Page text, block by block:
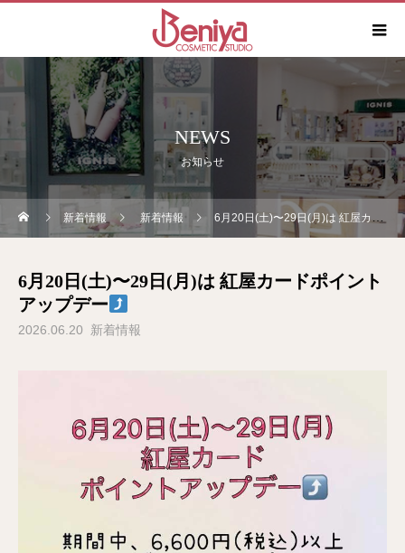
NEWS
お知らせ
新着情報 新着情報 6月20日(土)〜29日(月)は 紅屋カードポイントアップデー
6月20日(土)〜29日(月)は 紅屋カードポイント
アップデー
2026.06.20 新着情報